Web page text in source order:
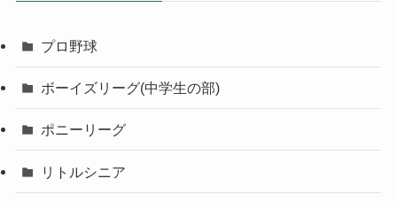
プロ野球
ボーイズリーグ(中学生の部)
ポニーリーグ
リトルシニア